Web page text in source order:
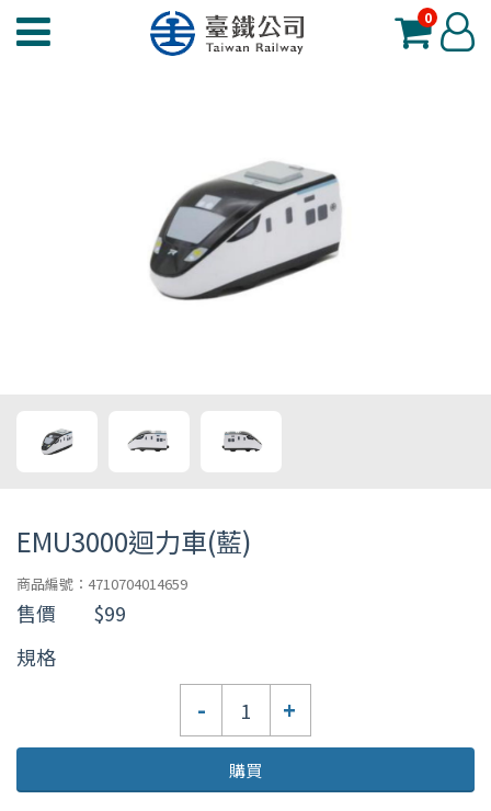
臺
0 登
入
EMU3000迴力車(藍)
商品編號：4710704014659
售價
$99
規格
- +
購買